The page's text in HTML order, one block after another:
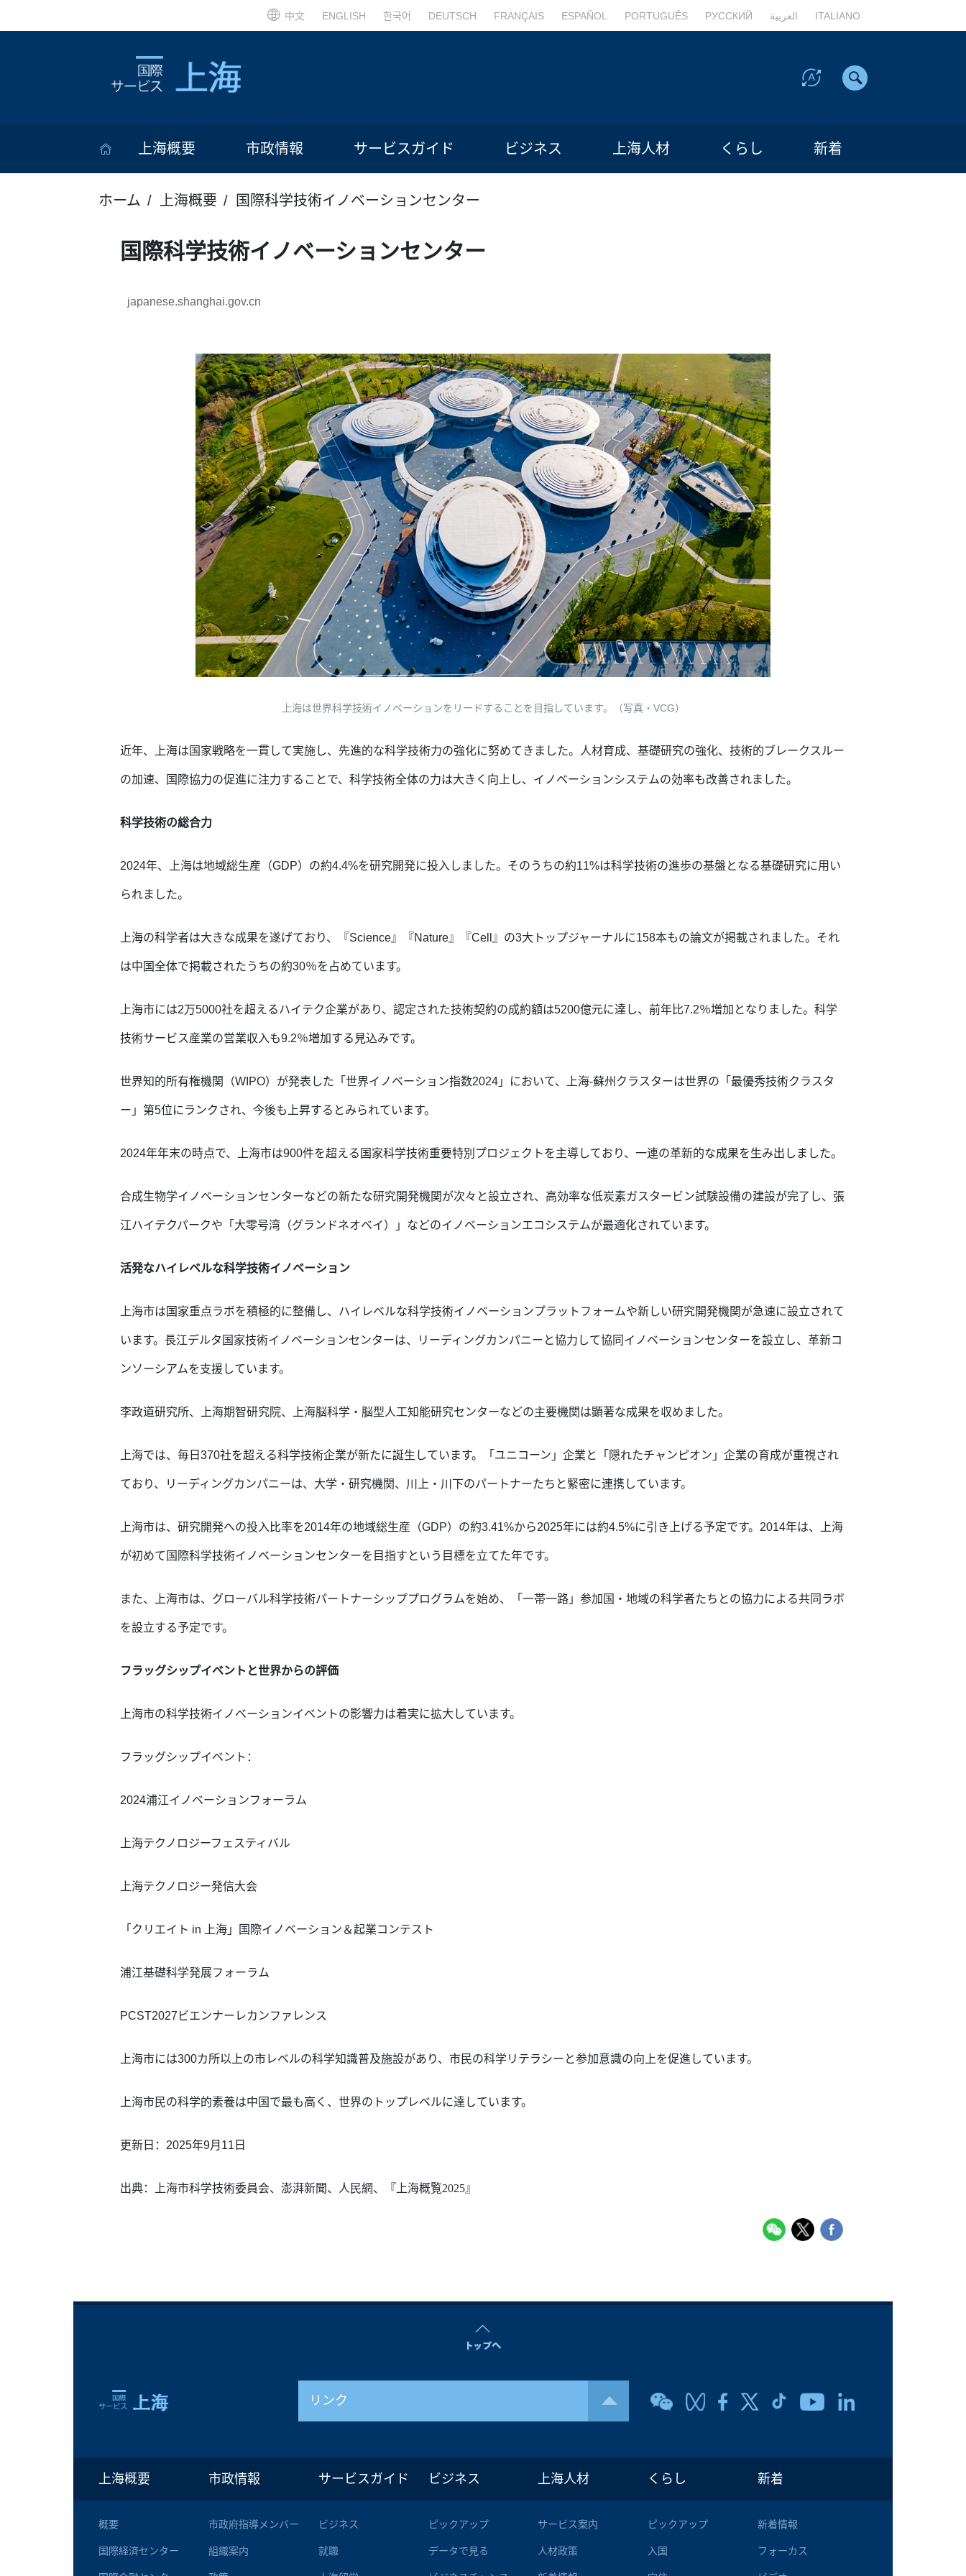
中文 ENGLISH 한국어 DEUTSCH FRANÇAIS ESPAÑOL PORTUGUÊS РУССКИЙ العربية ITALIANO
上海概要 市政情報 サービスガイド ビジネス 上海人材 くらし 新着
ホーム 上海概要 国際科学技術イノベーションセンター
国際科学技術イノベーションセンター
japanese.shanghai.gov.cn
上海は世界科学技術イノベーションをリードすることを目指しています。（写真・VCG）
近年、上海は国家戦略を一貫して実施し、先進的な科学技術力の強化に努めてきました。人材育成、基礎研究の強化、技術的ブレークスルー
の加速、国際協力の促進に注力することで、科学技術全体の力は大きく向上し、イノベーションシステムの効率も改善されました。
科学技術の総合力
2024年、上海は地域総生産（GDP）の約4.4%を研究開発に投入しました。そのうちの約11%は科学技術の進歩の基盤となる基礎研究に用い
られました。
上海の科学者は大きな成果を遂げており、『Science』『Nature』『Cell』の3大トップジャーナルに158本もの論文が掲載されました。それ
は中国全体で掲載されたうちの約30％を占めています。
上海市には2万5000社を超えるハイテク企業があり、認定された技術契約の成約額は5200億元に達し、前年比7.2％増加となりました。科学
技術サービス産業の営業収入も9.2％増加する見込みです。
世界知的所有権機関（WIPO）が発表した「世界イノベーション指数2024」において、上海-蘇州クラスターは世界の「最優秀技術クラスタ
ー」第5位にランクされ、今後も上昇するとみられています。
2024年年末の時点で、上海市は900件を超える国家科学技術重要特別プロジェクトを主導しており、一連の革新的な成果を生み出しました。
合成生物学イノベーションセンターなどの新たな研究開発機関が次々と設立され、高効率な低炭素ガスタービン試験設備の建設が完了し、張
江ハイテクパークや「大零号湾（グランドネオベイ）」などのイノベーションエコシステムが最適化されています。
活発なハイレベルな科学技術イノベーション
上海市は国家重点ラボを積極的に整備し、ハイレベルな科学技術イノベーションプラットフォームや新しい研究開発機関が急速に設立されて
います。長江デルタ国家技術イノベーションセンターは、リーディングカンパニーと協力して協同イノベーションセンターを設立し、革新コ
ンソーシアムを支援しています。
李政道研究所、上海期智研究院、上海脳科学・脳型人工知能研究センターなどの主要機関は顕著な成果を収めました。
上海では、毎日370社を超える科学技術企業が新たに誕生しています。「ユニコーン」企業と「隠れたチャンピオン」企業の育成が重視され
ており、リーディングカンパニーは、大学・研究機関、川上・川下のパートナーたちと緊密に連携しています。
上海市は、研究開発への投入比率を2014年の地域総生産（GDP）の約3.41%から2025年には約4.5%に引き上げる予定です。2014年は、上海
が初めて国際科学技術イノベーションセンターを目指すという目標を立てた年です。
また、上海市は、グローバル科学技術パートナーシッププログラムを始め、「一帯一路」参加国・地域の科学者たちとの協力による共同ラボ
を設立する予定です。
フラッグシップイベントと世界からの評価
上海市の科学技術イノベーションイベントの影響力は着実に拡大しています。
フラッグシップイベント：
2024浦江イノベーションフォーラム
上海テクノロジーフェスティバル
上海テクノロジー発信大会
「クリエイト in 上海」国際イノベーション＆起業コンテスト
浦江基礎科学発展フォーラム
PCST2027ビエンナーレカンファレンス
上海市には300カ所以上の市レベルの科学知識普及施設があり、市民の科学リテラシーと参加意識の向上を促進しています。
上海市民の科学的素養は中国で最も高く、世界のトップレベルに達しています。
更新日：2025年9月11日
出典：上海市科学技術委員会、澎湃新聞、人民網、 『上海概覧2025』
リンク
上海概要
概要
国際経済センター
市政情報
市政府指導メンバー
組織案内
サービスガイド
ビジネス
就職
ビジネス
ピックアップ
データで見る
上海人材
サービス案内
人材政策
くらし
ピックアップ
入国
新着
新着情報
フォーカス